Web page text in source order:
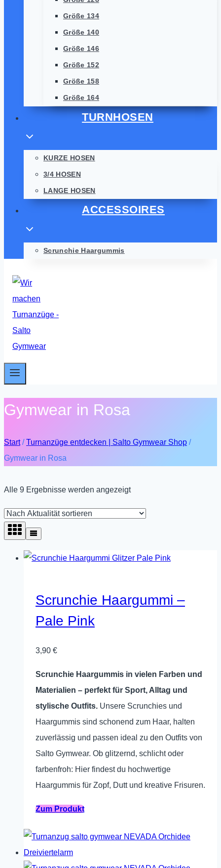
Größe 134
Größe 140
Größe 146
Größe 152
Größe 158
Größe 164
TURNHOSEN
KURZE HOSEN
3/4 HOSEN
LANGE HOSEN
ACCESSOIRES
Scrunchie Haargummis
Gymwear in Rosa
Start / Turnanzüge entdecken | Salto Gymwear Shop /
Gymwear in Rosa
Alle 9 Ergebnisse werden angezeigtNach
sortiert
Scrunchie Haargummi –
Pale Pink
3,90 €
Scrunchie Haargummis in vielen Farben und
Materialien – perfekt für Sport, Alltag und
stylische Outfits. Unsere Scrunchies und
Haargummis sind schonend zum Haar, halten
zuverlässig und passen ideal zu den Outfits von
Salto Gymwear. Ob glitzernd, schlicht oder
farbenfroh: Hier findest du hochwertige
Haargummis für Zopf, Dutt und kreative Frisuren.
Zum Produkt